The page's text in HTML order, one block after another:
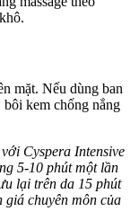
mặt. Nếu dùng ban
bôi kem chống nắng
Cyspera Intensive
5-10 phút một lần
lại trên da 15 phút
chuyên môn của